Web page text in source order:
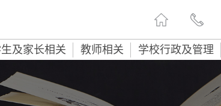
及家长相关 教师相关 学校行政及管理